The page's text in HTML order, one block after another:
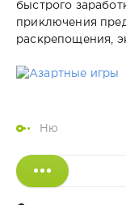
быстрого
приключения
раскрепощения,
Ню